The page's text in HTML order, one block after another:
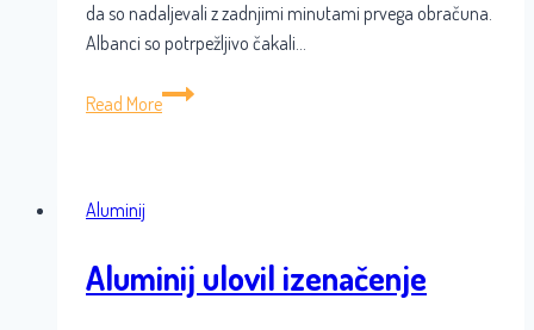
da so nadaljevali z zadnjimi minutami prvega obračuna.
Albanci so potrpežljivo čakali…
Read More
Še
drugi
Aluminij
Aluminij ulovil izenačenje